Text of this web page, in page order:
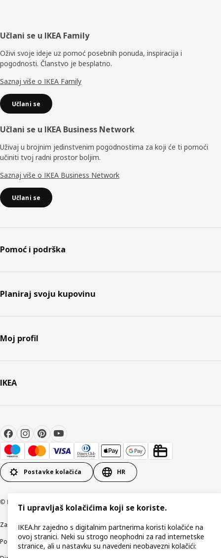
Podnožje
Učlani se u IKEA Family
Oživi svoje ideje uz pomoć posebnih ponuda, inspiracija i
pogodnosti. Članstvo je besplatno.
Saznaj više o IKEA Family
Učlani se
Učlani se u IKEA Business Network
Uživaj u brojnim jedinstvenim pogodnostima za koji će ti pomoći
učiniti tvoj radni prostor boljim.
Saznaj više o IKEA Business Network
Učlani se
Pomoć i podrška
Planiraj svoju kupovinu
Moj profil
IKEA
Postavke kolačića HR
© Inter IKEA Systems B.V 1999-2026
Zaštita privatnostiKako koristimo kolačiće (Cookies) Uvjeti poslovanja
Podaci o tvrtki IKEA HrvatskaEtično otkrivanje sigurnosnih nedostataka
Ti upravljaš kolačićima koji se koriste.
IKEA.hr zajedno s digitalnim partnerima koristi kolačiće na
ovoj stranici. Neki su strogo neophodni za rad internetske
stranice, ali u nastavku su navedeni neobavezni kolačići: